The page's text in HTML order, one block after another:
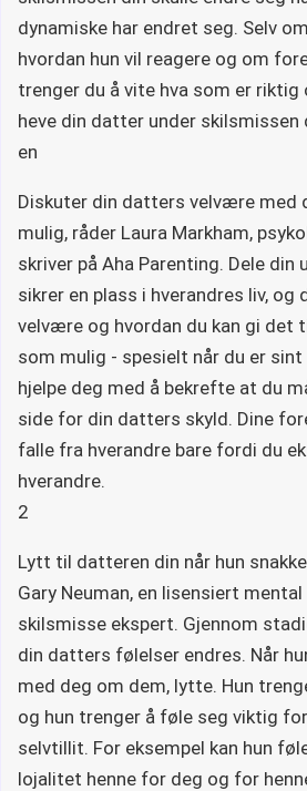
dynamiske har endret seg. Selv
hvordan hun vil reagere og om
trenger du å vite hva som er riktig
heve din datter under skilsmissen
en
Diskuter din datters velvære med
mulig, råder Laura Markham,
skriver på Aha Parenting. Dele
sikrer en plass i hverandres liv, og
velvære og hvordan du kan gi det
som mulig - spesielt når du er sint
hjelpe deg med å bekrefte at du
side for din datters skyld. Dine
falle fra hverandre bare fordi du
hverandre.
2
Lytt til datteren din når hun
Gary Neuman, en lisensiert
skilsmisse ekspert. Gjennom
din datters følelser endres. Når
med deg om dem, lytte. Hun
og hun trenger å føle seg viktig
selvtillit. For eksempel kan hun
lojalitet henne for deg og for